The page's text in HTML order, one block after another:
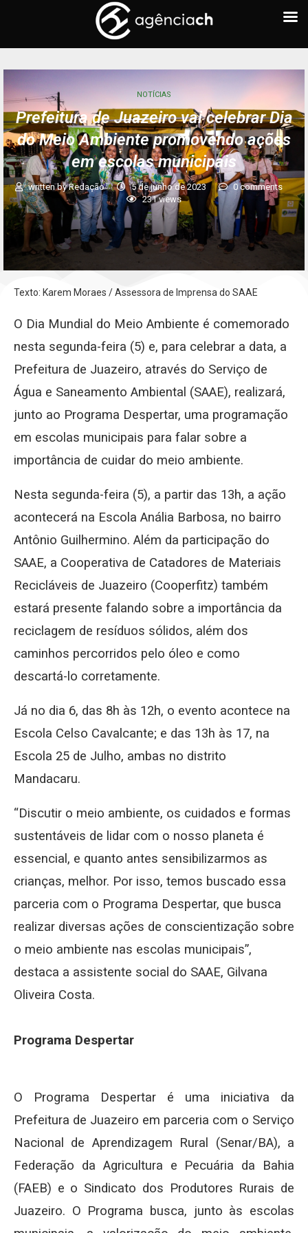
NOTÍCIAS
Prefeitura de Juazeiro vai celebrar Dia
do Meio Ambiente promovendo ações
em escolas municipais
written byRedação 5 de junho de 2023
0 comments
231views
Texto: Karem Moraes / Assessora de Imprensa do SAAE
O Dia Mundial do Meio Ambiente é comemorado
nesta segunda-feira (5) e, para celebrar a data, a
Prefeitura de Juazeiro, através do Serviço de
Água e Saneamento Ambiental (SAAE), realizará,
junto ao Programa Despertar, uma programação
em escolas municipais para falar sobre a
importância de cuidar do meio ambiente.
Nesta segunda-feira (5), a partir das 13h, a ação
acontecerá na Escola Anália Barbosa, no bairro
Antônio Guilhermino. Além da participação do
SAAE, a Cooperativa de Catadores de Materiais
Recicláveis de Juazeiro (Cooperfitz) também
estará presente falando sobre a importância da
reciclagem de resíduos sólidos, além dos
caminhos percorridos pelo óleo e como
descartá-lo corretamente.
Já no dia 6, das 8h às 12h, o evento acontece na
Escola Celso Cavalcante; e das 13h às 17, na
Escola 25 de Julho, ambas no distrito
Mandacaru.
“Discutir o meio ambiente, os cuidados e formas
sustentáveis de lidar com o nosso planeta é
essencial, e quanto antes sensibilizarmos as
crianças, melhor. Por isso, temos buscado essa
parceria com o Programa Despertar, que busca
realizar diversas ações de conscientização sobre
o meio ambiente nas escolas municipais”,
destaca a assistente social do SAAE, Gilvana
Oliveira Costa.
Programa Despertar
O Programa Despertar é uma iniciativa da
Prefeitura de Juazeiro em parceria com o Serviço
Nacional de Aprendizagem Rural (Senar/BA), a
Federação da Agricultura e Pecuária da Bahia
(FAEB) e o Sindicato dos Produtores Rurais de
Juazeiro. O Programa busca, junto às escolas